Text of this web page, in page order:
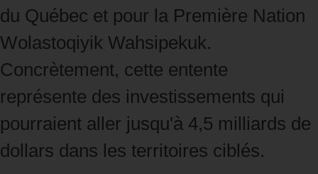
du Québec et pour la Première Nation
Wolastoqiyik Wahsipekuk.
Concrètement, cette entente
représente des investissements qui
pourraient aller jusqu'à 4,5 milliards de
dollars dans les territoires ciblés.